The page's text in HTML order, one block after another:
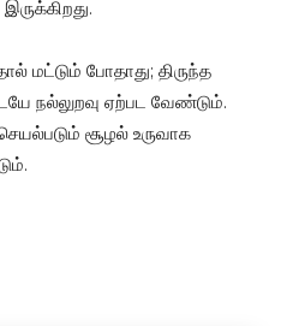
மட்டும் போதாது; திருந்த
நல்லுறவு ஏற்பட வேண்டும்.
சூழல் உருவாக